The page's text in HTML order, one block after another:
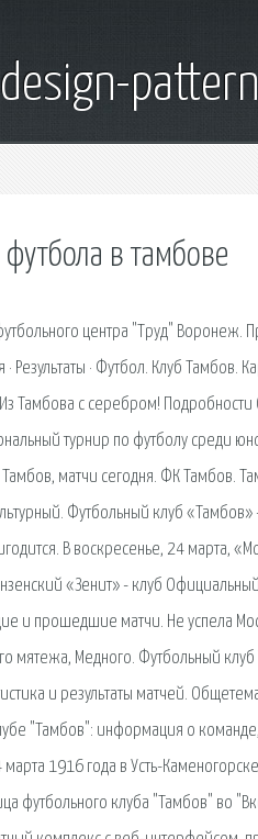
футбола в тамбове
центра "Труд" Воронеж.
· Результаты · Футбол. Клуб Тамбов.
Из Тамбова с серебром!
турнир по футболу среди
матчи сегодня. ФК Тамбов.
Футбольный клуб «Тамбов»
В воскресенье, 24 марта,
«Зенит» - клуб
и прошедшие матчи. Не успела
мятежа, Медного. Футбольный
и результаты матчей.
"Тамбов": информация о
1916 года в Усть-
футбольного клуба "Тамбов" во